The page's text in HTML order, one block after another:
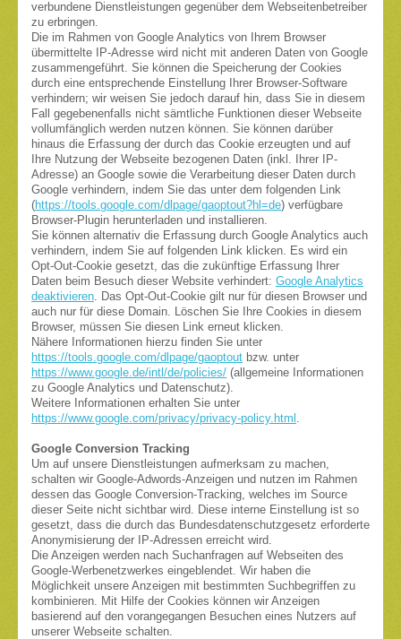
verbundene Dienstleistungen gegenüber dem Webseitenbetreiber
zu erbringen.
Die im Rahmen von Google Analytics von Ihrem Browser
übermittelte IP-Adresse wird nicht mit anderen Daten von Google
zusammengeführt. Sie können die Speicherung der Cookies
durch eine entsprechende Einstellung Ihrer Browser-Software
verhindern; wir weisen Sie jedoch darauf hin, dass Sie in diesem
Fall gegebenenfalls nicht sämtliche Funktionen dieser Webseite
vollumfänglich werden nutzen können. Sie können darüber
hinaus die Erfassung der durch das Cookie erzeugten und auf
Ihre Nutzung der Webseite bezogenen Daten (inkl. Ihrer IP-
Adresse) an Google sowie die Verarbeitung dieser Daten durch
Google verhindern, indem Sie das unter dem folgenden Link
(https://tools.google.com/dlpage/gaoptout?hl=de) verfügbare
Browser-Plugin herunterladen und installieren.
Sie können alternativ die Erfassung durch Google Analytics auch
verhindern, indem Sie auf folgenden Link klicken. Es wird ein
Opt-Out-Cookie gesetzt, das die zukünftige Erfassung Ihrer
Daten beim Besuch dieser Website verhindert: Google Analytics
deaktivieren. Das Opt-Out-Cookie gilt nur für diesen Browser und
auch nur für diese Domain. Löschen Sie Ihre Cookies in diesem
Browser, müssen Sie diesen Link erneut klicken.
Nähere Informationen hierzu finden Sie unter
https://tools.google.com/dlpage/gaoptout bzw. unter
https://www.google.de/intl/de/policies/ (allgemeine Informationen
zu Google Analytics und Datenschutz).
Weitere Informationen erhalten Sie unter
https://www.google.com/privacy/privacy-policy.html .
Google Conversion Tracking
Um auf unsere Dienstleistungen aufmerksam zu machen,
schalten wir Google-Adwords-Anzeigen und nutzen im Rahmen
dessen das Google Conversion-Tracking, welches im Source
dieser Seite nicht sichtbar wird. Diese interne Einstellung ist so
gesetzt, dass die durch das Bundesdatenschutzgesetz erforderte
Anonymisierung der IP-Adressen erreicht wird.
Die Anzeigen werden nach Suchanfragen auf Webseiten des
Google-Werbenetzwerkes eingeblendet. Wir haben die
Möglichkeit unsere Anzeigen mit bestimmten Suchbegriffen zu
kombinieren. Mit Hilfe der Cookies können wir Anzeigen
basierend auf den vorangegangen Besuchen eines Nutzers auf
unserer Webseite schalten.